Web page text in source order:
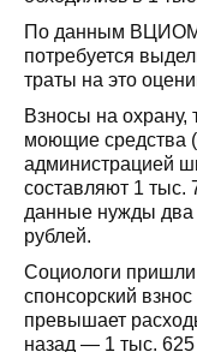
По данным ВЦИОМ,
потребуется
траты на это
Взносы на охрану,
моющие средства
администрацией
составляют 1 тыс.
данные нужды два
рублей.
Социологи
спонсорский
превышает
назад — 1 тыс. 625